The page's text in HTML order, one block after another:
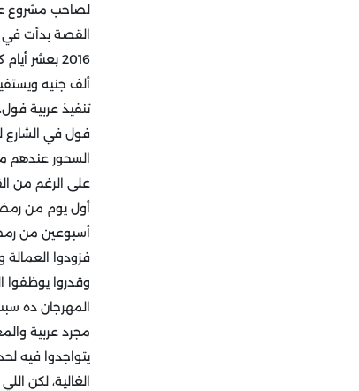
لصاحب مشروع
القصة بدأت في
ألف جنيه
تنفيذ عربية
فول في الشارع
السحور عندهم
على الرغم من
أول يوم من
أسبوعين من
فزودوا
وقدروا
المهرجان ده
مجرد عربية
يتواجدوا فيه
الغالية، لكن